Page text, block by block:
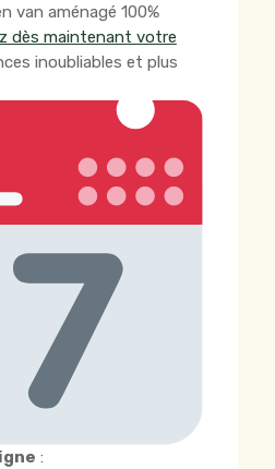
van aménagé 100%
dès maintenant votre
inoubliables et plus
: